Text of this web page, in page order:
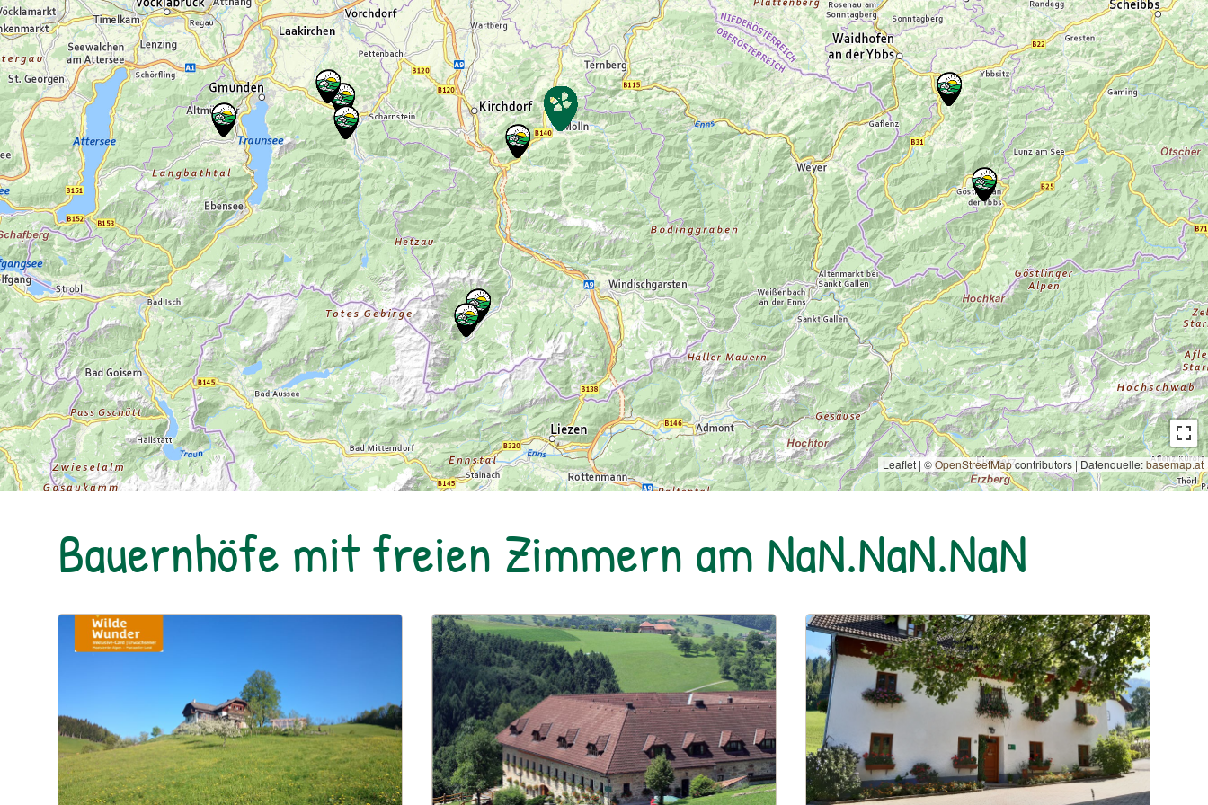
Leaflet | ©OpenStreetMapcontributors | Datenquelle:basemap.at
Bauernhöfe mit freien Zimmern am NaN.NaN.NaN
Urlaub am Bauernhof: Bio Bauernhof Kurzeck Urlaub am Bauernhof: Dorferhof Urlaub am Bauernhof: Oberrehau